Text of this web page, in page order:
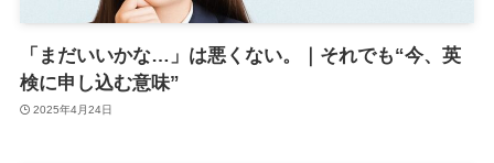
「まだいいかな…」は悪くない。｜それでも“今、英
検に申し込む意味”
2025年4月24日